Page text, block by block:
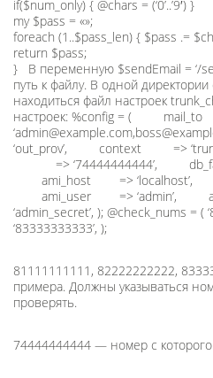
if($num_only) { @chars = (‘0’..’9′) }
my $pass = «»;
foreach (1..$pass_len) { $pass .=
return $pass;
} В переменную $sendEmail = ‘/
путь к файлу. В одной
находиться файл настроек
настроек: %config = (
‘out_prov’, context =>
=> ‘74444444444’,
ami_host => ‘localhost’,
ami_user => ‘admin’,
‘admin_secret’, ); @check_nums = (
‘83333333333’, );
81111111111, 82222222222,
примера. Должны указываться
проверять.
74444444444 — номер с которого